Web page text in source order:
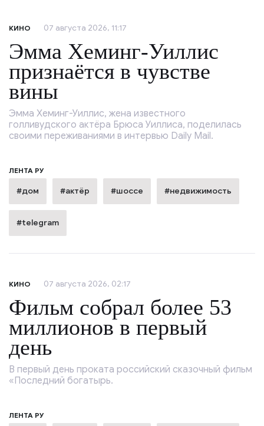
КИНО 07 августа 2026, 11:17
Эмма Хеминг-Уиллис
признаётся в чувстве
вины
Эмма Хеминг-Уиллис, жена известного
голливудского актёра Брюса Уиллиса, поделилась
своими переживаниями в интервью Daily Mail.
ЛЕНТА РУ
#дом #актёр #шоссе #недвижимость
#telegram
КИНО 07 августа 2026, 02:17
Фильм собрал более 53
миллионов в первый
день
В первый день проката российский сказочный фильм
«Последний богатырь.
ЛЕНТА РУ